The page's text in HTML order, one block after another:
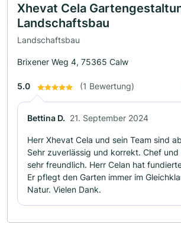
Xhevat Cela
Landschaftsbau
Landschaftsbau
Brixener Weg 4, 75365 Calw
5.0 (1 Bewertung)
Bettina D. 21. September 2024
Herr Xhevat Cela und sein Team sind
Sehr zuverlässig und korrekt. Chef
sehr freundlich. Herr Celan hat
Er pflegt den Garten immer im
Natur. Vielen Dank.